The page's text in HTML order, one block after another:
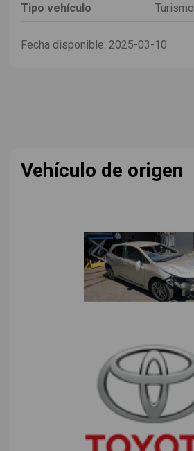
Tipo vehículo Turismo
Fecha disponible: 2025-03-10
Vehículo de origen